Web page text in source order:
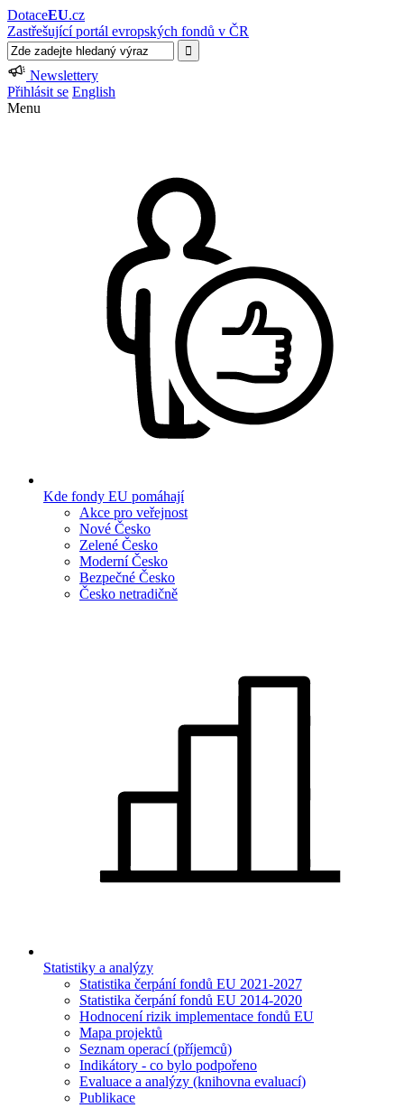
DotaceEU.cz
Zastřešující portál evropských fondů v ČR
Newslettery
Přihlásit se English
Menu
Kde fondy EU pomáhají
Akce pro veřejnost
Nové Česko
Zelené Česko
Moderní Česko
Bezpečné Česko
Česko netradičně
Statistiky a analýzy
Statistika čerpání fondů EU 2021-2027
Statistika čerpání fondů EU 2014-2020
Hodnocení rizik implementace fondů EU
Mapa projektů
Seznam operací (příjemců)
Indikátory - co bylo podpořeno
Evaluace a analýzy (knihovna evaluací)
Publikace